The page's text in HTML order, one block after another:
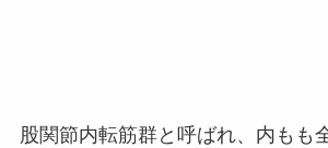
股関節内転筋群と呼ばれ、内もも